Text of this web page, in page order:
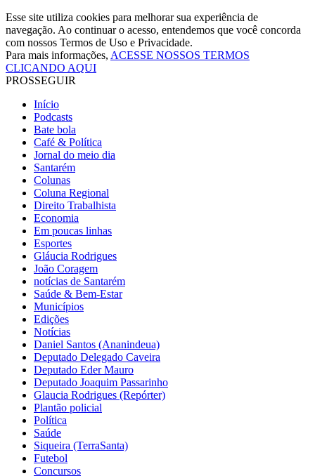
Esse site utiliza cookies para melhorar sua experiência de
navegação. Ao continuar o acesso, entendemos que você concorda
com nossos Termos de Uso e Privacidade.
Para mais informações, ACESSE NOSSOS TERMOS
CLICANDO AQUI
PROSSEGUIR
Início
Podcasts
Bate bola
Café & Política
Jornal do meio dia
Santarém
Colunas
Coluna Regional
Direito Trabalhista
Economia
Em poucas linhas
Esportes
Gláucia Rodrigues
João Coragem
notícias de Santarém
Saúde & Bem-Estar
Municípios
Edições
Notícias
Daniel Santos (Ananindeua)
Deputado Delegado Caveira
Deputado Eder Mauro
Deputado Joaquim Passarinho
Glaucia Rodrigues (Repórter)
Plantão policial
Política
Saúde
Siqueira (TerraSanta)
Futebol
Concursos